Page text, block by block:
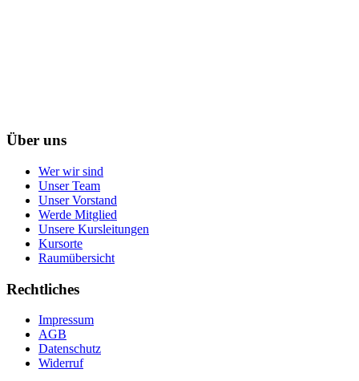
Über uns
Wer wir sind
Unser Team
Unser Vorstand
Werde Mitglied
Unsere Kursleitungen
Kursorte
Raumübersicht
Rechtliches
Impressum
AGB
Datenschutz
Widerruf